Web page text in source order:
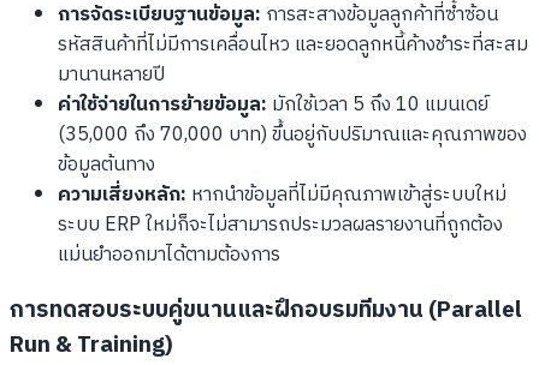
การจัดระเบียบฐานข้อมูล: การสะสางข้อมูลลูกค้าที่ซ้ำซ้อน
รหัสสินค้าที่ไม่มีการเคลื่อนไหว และยอดลูกหนี้ค้างชำระที่สะสม
มานานหลายปี
ค่าใช้จ่ายในการย้ายข้อมูล: มักใช้เวลา 5 ถึง 10 แมนเดย์
(35,000 ถึง 70,000 บาท) ขึ้นอยู่กับปริมาณและคุณภาพของ
ข้อมูลต้นทาง
ความเสี่ยงหลัก: หากนำข้อมูลที่ไม่มีคุณภาพเข้าสู่ระบบใหม่
ระบบ ERP ใหม่ก็จะไม่สามารถประมวลผลรายงานที่ถูกต้อง
แม่นยำออกมาได้ตามต้องการ
การทดสอบระบบคู่ขนานและฝึกอบรมทีมงาน (Parallel
Run & Training)